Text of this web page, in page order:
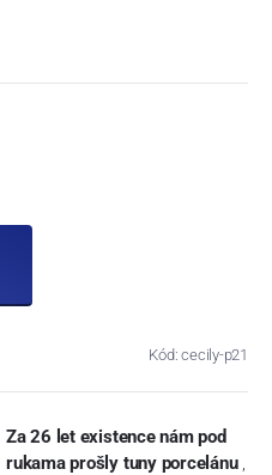
Kód: cecily-p21
Za 26 let existence nám pod
rukama prošly tuny porcelánu ,